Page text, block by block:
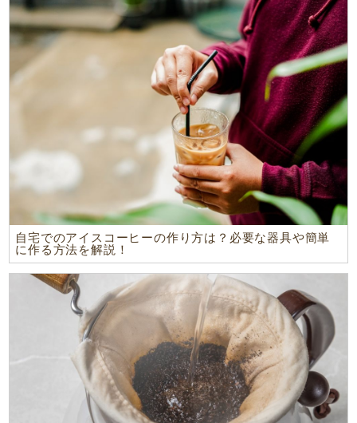
自宅でのアイスコーヒーの作り方は？必要な器具や簡単
に作る方法を解説！